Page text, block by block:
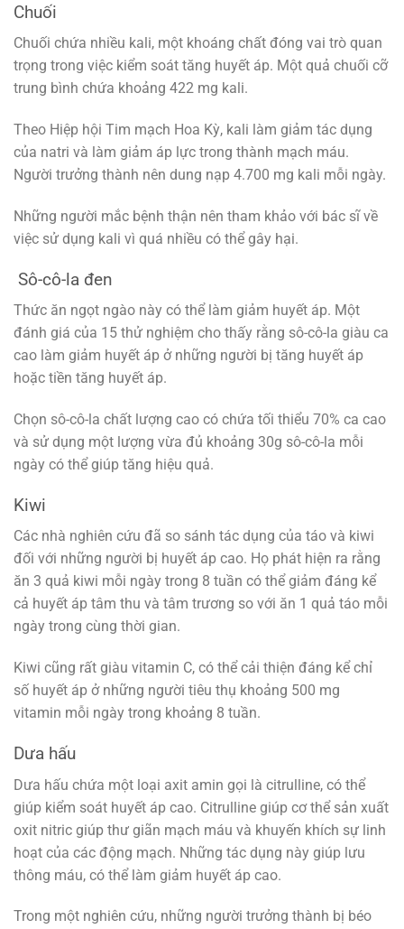
Chuối
Chuối chứa nhiều kali, một khoáng chất đóng vai trò quan
trọng trong việc kiểm soát tăng huyết áp. Một quả chuối cỡ
trung bình chứa khoảng 422 mg kali.
Theo Hiệp hội Tim mạch Hoa Kỳ, kali làm giảm tác dụng
của natri và làm giảm áp lực trong thành mạch máu.
Người trưởng thành nên dung nạp 4.700 mg kali mỗi ngày.
Những người mắc bệnh thận nên tham khảo với bác sĩ về
việc sử dụng kali vì quá nhiều có thể gây hại.
Sô-cô-la đen
Thức ăn ngọt ngào này có thể làm giảm huyết áp. Một
đánh giá của 15 thử nghiệm cho thấy rằng sô-cô-la giàu ca
cao làm giảm huyết áp ở những người bị tăng huyết áp
hoặc tiền tăng huyết áp.
Chọn sô-cô-la chất lượng cao có chứa tối thiểu 70% ca cao
và sử dụng một lượng vừa đủ khoảng 30g sô-cô-la mỗi
ngày có thể giúp tăng hiệu quả.
Kiwi
Các nhà nghiên cứu đã so sánh tác dụng của táo và kiwi
đối với những người bị huyết áp cao. Họ phát hiện ra rằng
ăn 3 quả kiwi mỗi ngày trong 8 tuần có thể giảm đáng kể
cả huyết áp tâm thu và tâm trương so với ăn 1 quả táo mỗi
ngày trong cùng thời gian.
Kiwi cũng rất giàu vitamin C, có thể cải thiện đáng kể chỉ
số huyết áp ở những người tiêu thụ khoảng 500 mg
vitamin mỗi ngày trong khoảng 8 tuần.
Dưa hấu
Dưa hấu chứa một loại axit amin gọi là citrulline, có thể
giúp kiểm soát huyết áp cao. Citrulline giúp cơ thể sản xuất
oxit nitric giúp thư giãn mạch máu và khuyến khích sự linh
hoạt của các động mạch. Những tác dụng này giúp lưu
thông máu, có thể làm giảm huyết áp cao.
Trong một nghiên cứu, những người trưởng thành bị béo